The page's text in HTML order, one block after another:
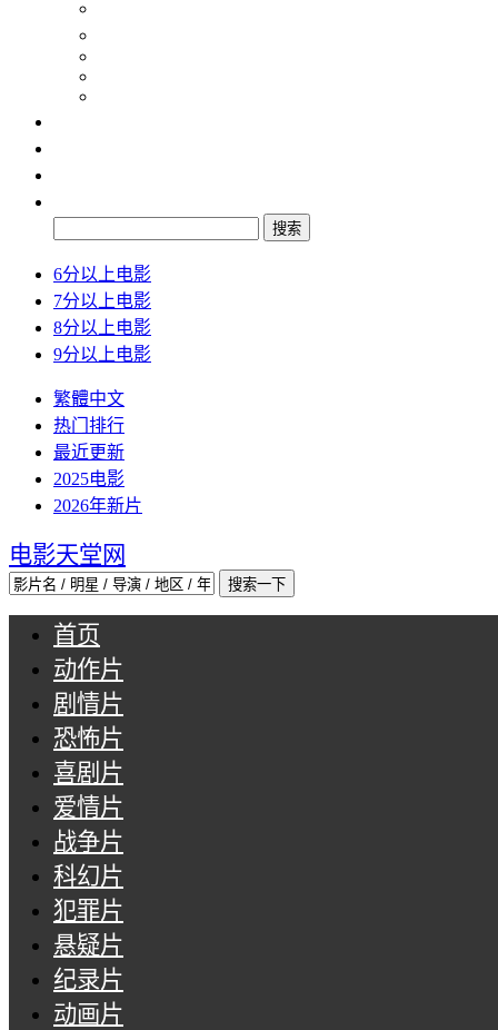
6分以上电影
7分以上电影
8分以上电影
9分以上电影
繁體中文
热门排行
最近更新
2025电影
2026年新片
电影天堂网
首页
动作片
剧情片
恐怖片
喜剧片
爱情片
战争片
科幻片
犯罪片
悬疑片
纪录片
动画片